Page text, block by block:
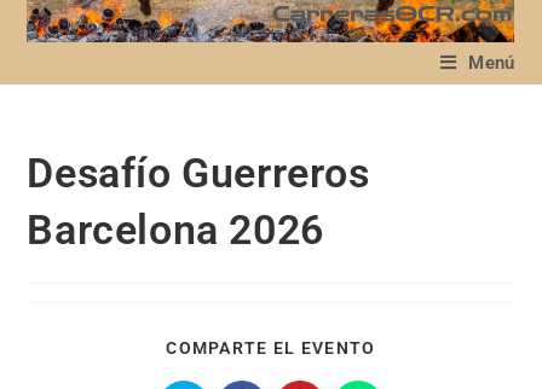
Menú
Desafío Guerreros
Barcelona 2026
COMPARTE EL EVENTO